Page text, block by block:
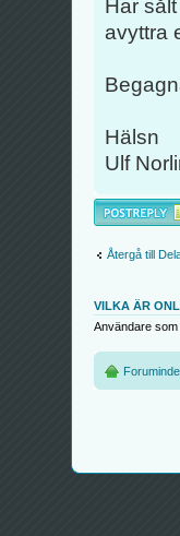
Har
avyttra
Hälsn
Ulf
Besvara
Återgå till
VILKA ÄR
Användare